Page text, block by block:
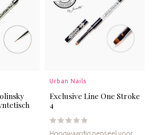
Urban Nails
Exclusive Line One Stroke
4